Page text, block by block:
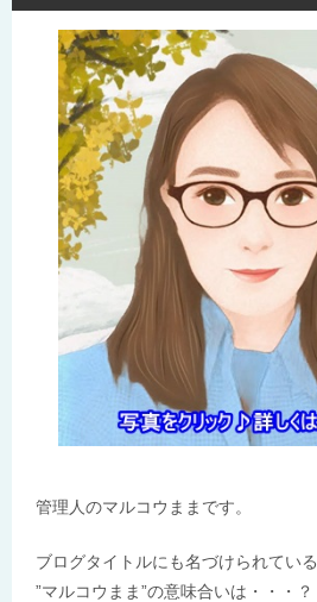
管理人のマルコウままです。
ブログタイトルにも名づけられている
”マルコウまま”の意味合いは・・・？